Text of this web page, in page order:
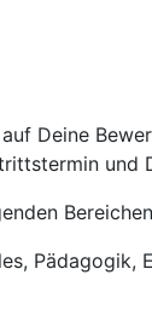
Deine